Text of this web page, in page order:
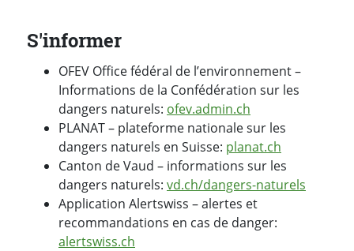
S'informer
OFEV Office fédéral de l’environnement –
Informations de la Confédération sur les
dangers naturels: ofev.admin.ch
PLANAT – plateforme nationale sur les
dangers naturels en Suisse: planat.ch
Canton de Vaud – informations sur les
dangers naturels: vd.ch/dangers-naturels
Application Alertswiss – alertes et
recommandations en cas de danger:
alertswiss.ch